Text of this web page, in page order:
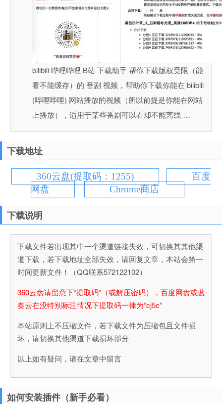
bilibili 哔哩哔哩 B站 下载助手 帮你下载版权受限（能
看不能缓存）的 番剧 视频，帮助你下载你能在 bilibili
(哔哩哔哩) 网站播放的视频（所以前提是你能在网站
上播放），适用于某些番剧可以看却不能离线 …
下载地址
360云盘(提取码：1255)
百度
网盘
Chrome商店
下载说明
下载文件若出现其中一个渠道链接失效，可切换其其他渠
道下载，若下载地址全部失效，请回复文章，本站会第一
时间更新文件！（QQ联系572122102）
360云盘请留意下“提取码”（或解压密码），百度网盘或蓝
奏云在没特别标注情况下提取码一律为“cj5c”
本站原则上不压缩文件，若下载文件为压缩包且文件损
坏，请切换其他渠道下载损坏部分
以上如有疑问，请在文章中留言
如何安装插件（新手必看）